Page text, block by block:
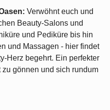
Verwöhnt euch und
Beauty-Salons und
und Pediküre bis hin
und Massagen - hier findet
Herz begehrt. Ein perfekter
gönnen und sich rundum